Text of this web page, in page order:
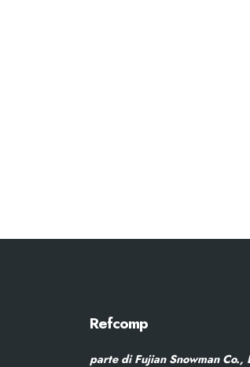
Refcomp
parte di Fujian Snowman Co.,